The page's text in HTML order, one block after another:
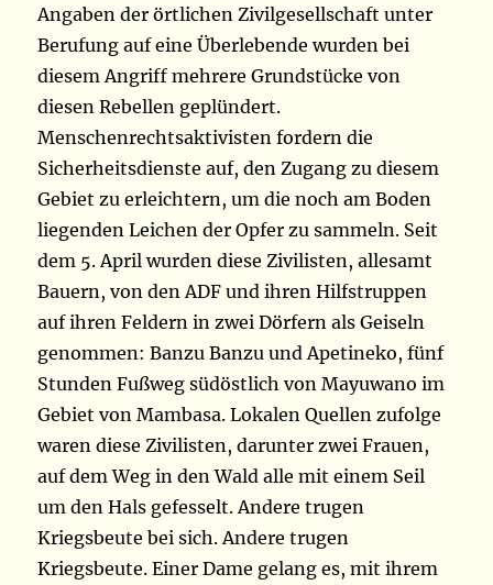
Angaben der örtlichen Zivilgesellschaft unter
Berufung auf eine Überlebende wurden bei
diesem Angriff mehrere Grundstücke von
diesen Rebellen geplündert.
Menschenrechtsaktivisten fordern die
Sicherheitsdienste auf, den Zugang zu diesem
Gebiet zu erleichtern, um die noch am Boden
liegenden Leichen der Opfer zu sammeln. Seit
dem 5. April wurden diese Zivilisten, allesamt
Bauern, von den ADF und ihren Hilfstruppen
auf ihren Feldern in zwei Dörfern als Geiseln
genommen: Banzu Banzu und Apetineko, fünf
Stunden Fußweg südöstlich von Mayuwano im
Gebiet von Mambasa. Lokalen Quellen zufolge
waren diese Zivilisten, darunter zwei Frauen,
auf dem Weg in den Wald alle mit einem Seil
um den Hals gefesselt. Andere trugen
Kriegsbeute bei sich. Andere trugen
Kriegsbeute. Einer Dame gelang es, mit ihrem